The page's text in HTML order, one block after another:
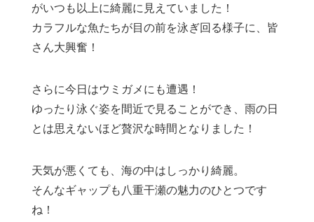
がいつも以上に綺麗に見えていました！
カラフルな魚たちが目の前を泳ぎ回る様子に、皆
さん大興奮！
さらに今日はウミガメにも遭遇！
ゆったり泳ぐ姿を間近で見ることができ、雨の日
とは思えないほど贅沢な時間となりました！
天気が悪くても、海の中はしっかり綺麗。
そんなギャップも八重干瀬の魅力のひとつです
ね！